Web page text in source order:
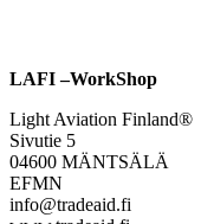
LAFI –WorkShop
Light Aviation Finland®
Sivutie 5
04600 MÄNTSÄLÄ
EFMN
info@tradeaid.fi